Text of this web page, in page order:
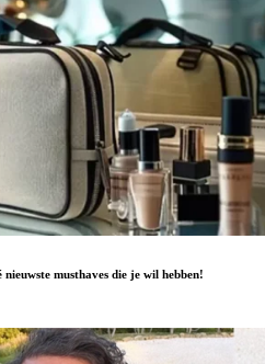
musthaves die je wil hebben!